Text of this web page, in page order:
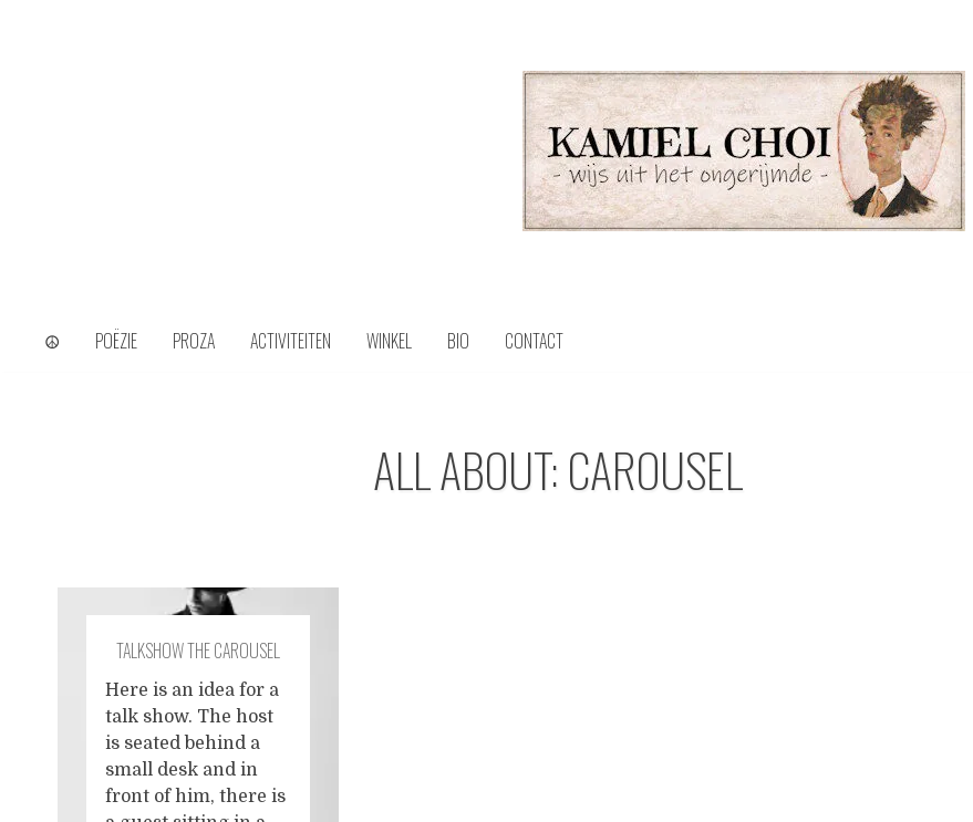
☮ POËZIE PROZA ACTIVITEITEN WINKEL BIO CONTACT
ALL ABOUT: CAROUSEL
TALKSHOW THE CAROUSEL
Here is an idea for a
talk show. The host
is seated behind a
small desk and in
front of him, there is